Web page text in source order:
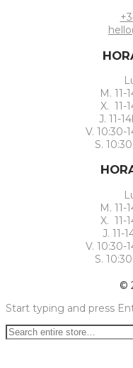
M. 11-
X. 11-
J. 11-
V. 10:30-
S.
M. 11-
X. 11-
J. 11-
V. 10:30-
S.
©
Start typing and press